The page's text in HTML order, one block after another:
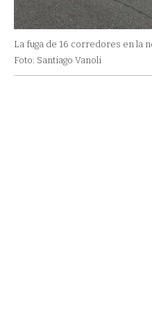
La fuga de 16 corredores en la
Foto: Santiago Vanoli